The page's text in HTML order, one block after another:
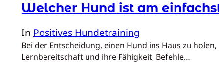
Welcher Hund ist am
In Positives Hundetraining
Bei der Entscheidung, einen Hund ins Haus zu
Lernbereitschaft und ihre Fähigkeit, Befehle…